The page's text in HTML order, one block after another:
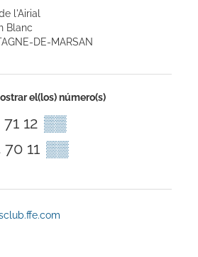
l'Airial
Blanc
DE-MARSAN
el(los) número(s)
12 ▒▒
11 ▒▒